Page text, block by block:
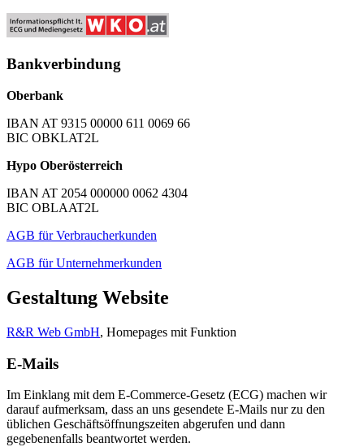
Bankverbindung
Oberbank
IBAN AT 9315 00000 611 0069 66
BIC OBKLAT2L
Hypo Oberösterreich
IBAN AT 2054 000000 0062 4304
BIC OBLAAT2L
AGB für Verbraucherkunden
AGB für Unternehmerkunden
Gestaltung Website
R&R Web GmbH, Homepages mit Funktion
E-Mails
Im Einklang mit dem E-Commerce-Gesetz (ECG) machen wir
darauf aufmerksam, dass an uns gesendete E-Mails nur zu den
üblichen Geschäftsöffnungszeiten abgerufen und dann
gegebenenfalls beantwortet werden.